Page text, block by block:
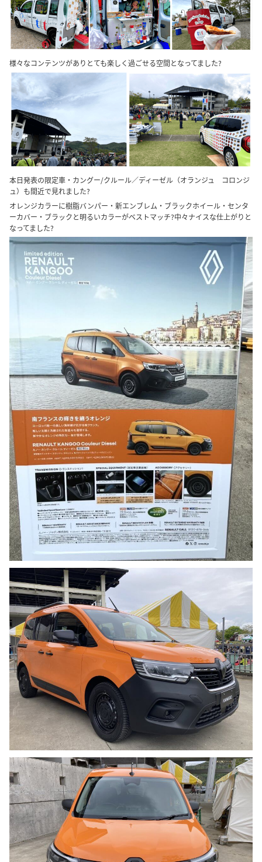
様々なコンテンツがありとても楽しく過ごせる空間となってました?
本日発表の限定車・カングー/クルール／ディーゼル（オランジュ コロンジ
ュ）も間近で見れました?
オレンジカラーに樹脂バンパー・新エンブレム・ブラックホイール・センタ
ーカバー・ブラックと明るいカラーがベストマッチ?中々ナイスな仕上がりと
なってました?